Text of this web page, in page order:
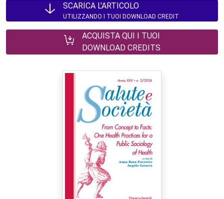
SCARICA L'ARTICOLO
UTILIZZANDO I TUOI DOWNLOAD CREDIT
ACQUISTA QUI I TUOI
DOWNLOAD CREDITS